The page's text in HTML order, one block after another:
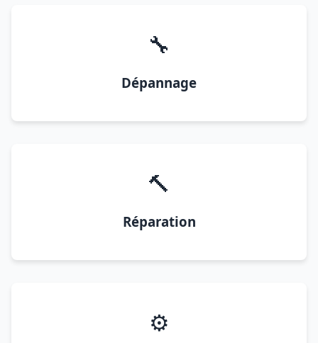
🔧
Dépannage
🔨
Réparation
⚙️